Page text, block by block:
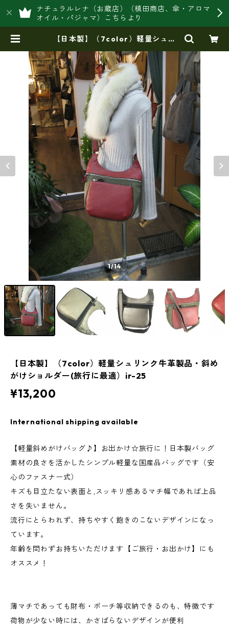
ナチュラルレナ（お蔵店）（槙田商店、傘・アロマ
オイル・パジャマ）こちらより
【日本製】（7color）軽量シュリ
(旅行に最適）ir-25 | 豊岡製オリジ
ナルバッグ製造販売【日本製・バッ
グ財布 専門店】レナ ジャパンメ
イド ショップ
1/14
【日本製】（7color）軽量シュリンク牛革製品・斜め
がけショルダー(旅行に最適）ir-25
¥13,200
International shipping available
【軽量斜めがけバッグ♪】お出かけ☆旅行に！日本製バッグ
素材の良さを活かしたシンプル軽量な国産品バッグです（安
心のファスナー式）
キズも目立たない表面と,スッキリ感あるマチ幅であれば上品
さを失いません。
流行にとらわれず、持ちやすく飽きのこないデザインになっ
ています。
年齢を問わずお持ちいただけます【ご旅行・お出かけ】にも
オススメ！
薄マチであっても財布・ポーチ等収納できるのも、特徴です
荷物が少ない時には、かさばらないデザインが便利